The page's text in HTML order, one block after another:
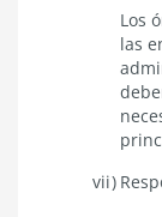
Los
las